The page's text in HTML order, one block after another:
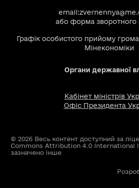
email:
або форма зворотного
Графік особистого прийому
Мінекономіки
Органи державної
Кабінет міністрів
Офіс Президента
© 2026 Весь контент доступний за
Commons Attribution 4.0 International
зазначено інше